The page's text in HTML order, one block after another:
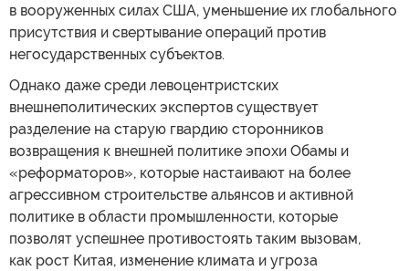
в вооруженных силах США, уменьшение их глобального
присутствия и свертывание операций против
негосударственных субъектов.
Однако даже среди левоцентристских
внешнеполитических экспертов существует
разделение на старую гвардию сторонников
возвращения к внешней политике эпохи Обамы и
«реформаторов», которые настаивают на более
агрессивном строительстве альянсов и активной
политике в области промышленности, которые
позволят успешнее противостоять таким вызовам,
как рост Китая, изменение климата и угроза